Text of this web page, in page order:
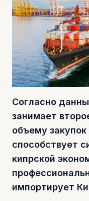
Согласно
занимает
объему
способствует
кипрской
импортирует